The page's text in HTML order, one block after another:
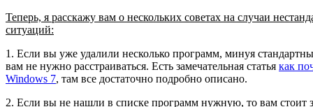
Теперь, я расскажу вам о нескольких советах на случаи
ситуаций:
1. Если вы уже удалили несколько программ, минуя
вам не нужно расстраиваться. Есть замечательная статья как
Windows 7, там все достаточно подробно описано.
2. Если вы не нашли в списке программ нужную, то вам стоит